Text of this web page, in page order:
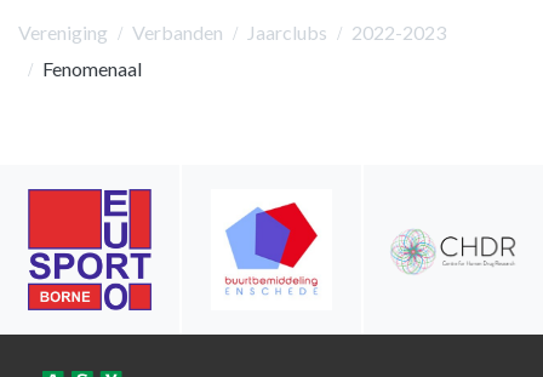
Vereniging Verbanden Jaarclubs
2022-2023
Fenomenaal